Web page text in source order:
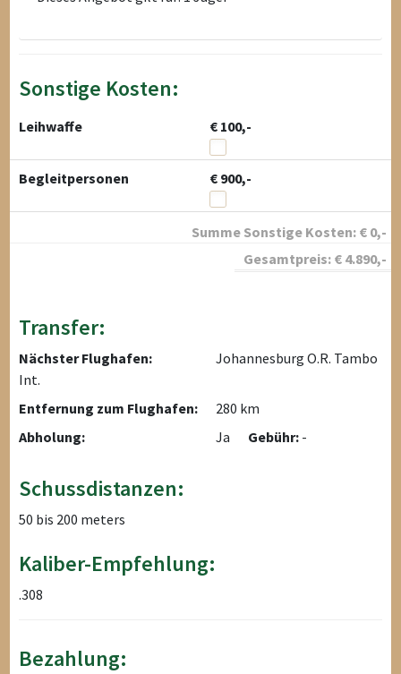
Sonstige Kosten:
Leihwaffe € 100,-
Begleitpersonen € 900,-
Summe Sonstige Kosten: € 0,-
Gesamtpreis: € 4.890,-
Transfer:
Nächster Flughafen:
Johannesburg O.R. Tambo
Int.
Entfernung zum Flughafen:
280 km
Abholung:
Ja Gebühr: -
Schussdistanzen:
50 bis 200 meters
Kaliber-Empfehlung:
.308
Bezahlung: